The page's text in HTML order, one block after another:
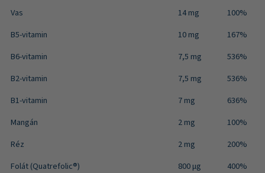
Vas
14 mg
100%
B5-vitamin
10 mg
167%
B6-vitamin
7,5 mg
536%
B2-vitamin
7,5 mg
536%
B1-vitamin
7 mg
636%
Mangán
2 mg
100%
Réz
2 mg
200%
Folát (Quatrefolic®)
800 μg
400%